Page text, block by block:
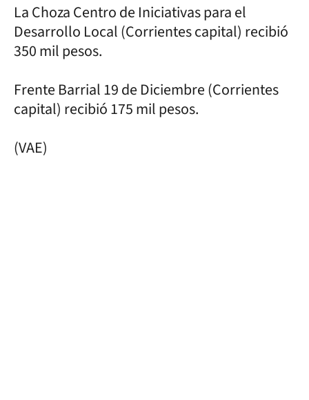
La Choza Centro de Iniciativas para el
Desarrollo Local (Corrientes capital) recibió
350 mil pesos.
Frente Barrial 19 de Diciembre (Corrientes
capital) recibió 175 mil pesos.
(VAE)